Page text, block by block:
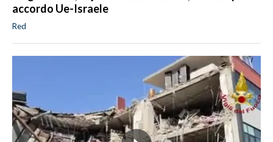
accordo Ue-Israele
Red